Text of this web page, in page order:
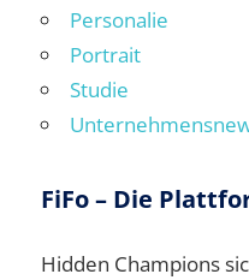
Personalie
Portrait
Studie
FiFo – Die
Hidden Champions